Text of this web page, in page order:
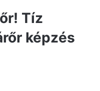
Tíz
képzés